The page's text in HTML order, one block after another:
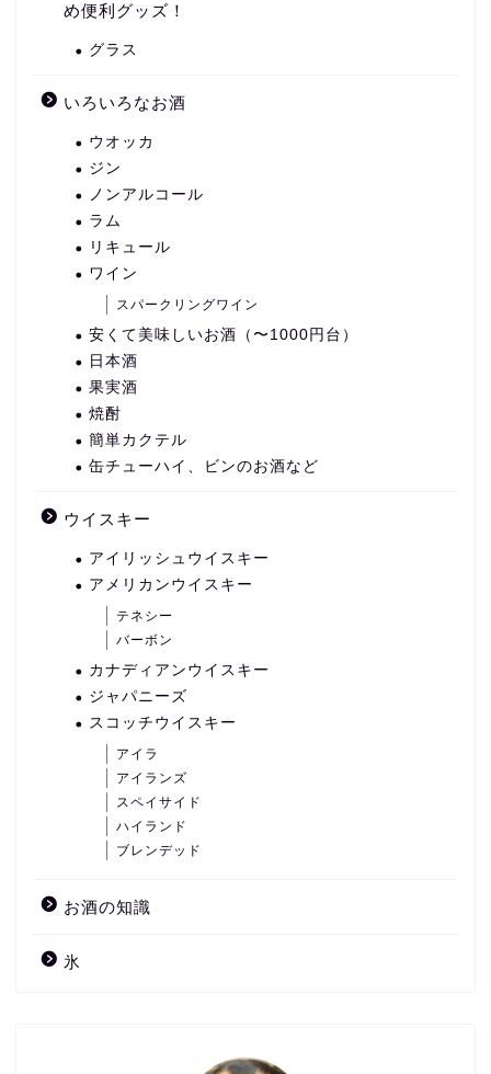
め便利グッズ！
グラス
いろいろなお酒
ウオッカ
ジン
ノンアルコール
ラム
リキュール
ワイン
スパークリングワイン
安くて美味しいお酒（〜1000円台）
日本酒
果実酒
焼酎
簡単カクテル
缶チューハイ、ビンのお酒など
ウイスキー
アイリッシュウイスキー
アメリカンウイスキー
テネシー
バーボン
カナディアンウイスキー
ジャパニーズ
スコッチウイスキー
アイラ
アイランズ
スペイサイド
ハイランド
ブレンデッド
お酒の知識
氷